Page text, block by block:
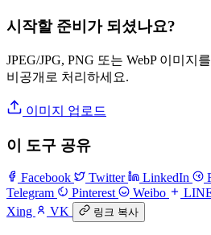
시작할 준비가 되셨나요?
JPEG/JPG, PNG 또는 WebP 이미지
비공개로 처리하세요.
이미지 업로드
이 도구 공유
Facebook Twitter LinkedIn
Telegram
Pinterest Weibo
Xing
VK 링크 복사